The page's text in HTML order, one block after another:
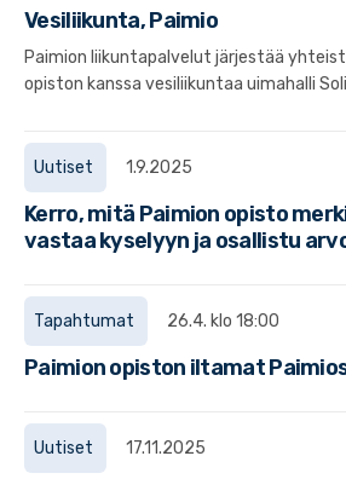
Vesiliikunta, Paimio
Paimion liikuntapalvelut järjestää
opiston kanssa vesiliikuntaa uimahalli
Uutiset 1.9.2025
Kerro, mitä Paimion opisto
vastaa kyselyyn ja osallistu
Tapahtumat 26.4. klo 18:00
Paimion opiston iltamat
Uutiset 17.11.2025